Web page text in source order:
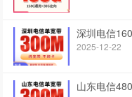
深圳电信
2025-12-22
山东电信